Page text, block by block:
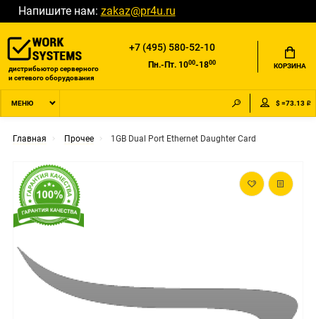
Напишите нам: zakaz@pr4u.ru
дистрибьютор серверного
и сетевого оборудования
+7 (495) 580-52-10
Пн.-Пт. 1000-1800 КОРЗИНА
МЕНЮ $ =73.13 ₽
Главная Прочее 1GB Dual Port Ethernet Daughter Card